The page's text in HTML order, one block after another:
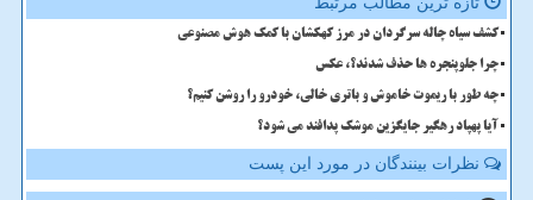
کشف سیاه چاله سرگردان در مرز کهکشان با کمک هوش مصنوعی
چرا جلوپنجره ها حذف شدند؟، عکس
چه طور با ریموت خاموش و باتری خالی، خودرو را روشن کنیم؟
آیا پهپاد رهگیر جایگزین موشک پدافند می شود؟
نظرات بینندگان در مورد این پست